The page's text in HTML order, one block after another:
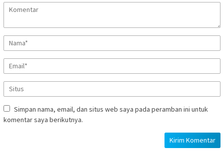
Simpan nama, email, dan situs web saya pada peramban ini untuk
komentar saya berikutnya.